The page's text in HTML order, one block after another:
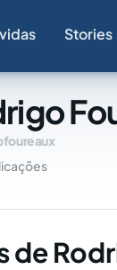
Stories
de